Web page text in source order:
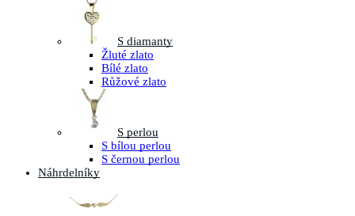
S diamanty
Žluté zlato
Bílé zlato
Růžové zlato
S perlou
S bílou perlou
S černou perlou
Náhrdelníky